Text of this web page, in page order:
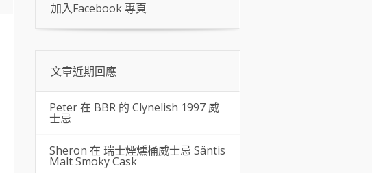
加入Facebook 專頁
文章近期回應
Peter 在 BBR 的 Clynelish 1997 威
士忌
Sheron 在 瑞士煙燻桶威士忌 Säntis
Malt Smoky Cask